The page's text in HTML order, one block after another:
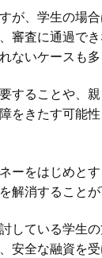
が、学生の場
審査に通過で
ないケースも多
することや、
をきたす可能
ーをはじめと
解消することが
している学生
安全な融資を